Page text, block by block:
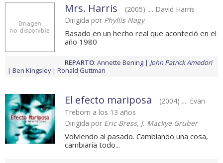
Mrs. Harris
(2005) .... David Harris
Dirigida por Phyllis Nagy
Basado en un hecho real que aconteció en el
año 1980
REPARTO: Annette Bening
John Patrick Amedori
Ben Kingsley
Ronald Guttman
El efecto mariposa
(2004) .... Evan
Treborn a los 13 años
Dirigida por Eric Bress, J. Mackye Gruber
Volviendo al pasado. Cambiando una cosa,
cambiaría todo...